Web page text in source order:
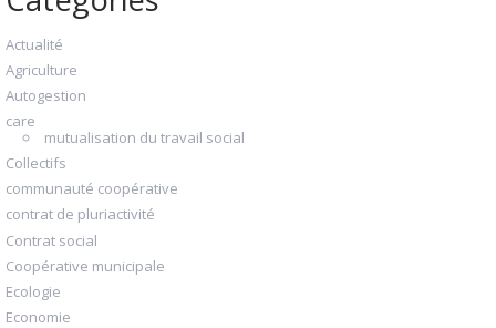
Actualité
Agriculture
Autogestion
care
mutualisation du travail social
Collectifs
communauté coopérative
contrat de pluriactivité
Contrat social
Coopérative municipale
Ecologie
Economie